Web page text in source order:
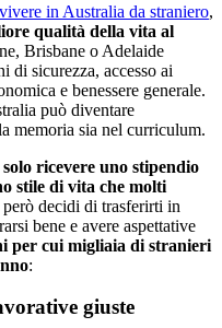
in Australia da straniero,
qualità della vita al
Brisbane o Adelaide
di sicurezza, accesso ai
e benessere generale.
può diventare
memoria sia nel curriculum.
ricevere uno stipendio
stile di vita che molti
però decidi di trasferirti in
bene e avere aspettative
per cui migliaia di stranieri
:
giuste